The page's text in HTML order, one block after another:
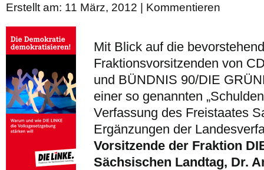
Erstellt am: 11 März, 2012 | Kommentieren
Mit Blick auf die
Fraktionsvorsitzenden von
und BÜNDNIS 90/DIE
einer so genannten
Verfassung des Freistaates
Ergänzungen der
Vorsitzende der Fraktion
Sächsischen Landtag, Dr.